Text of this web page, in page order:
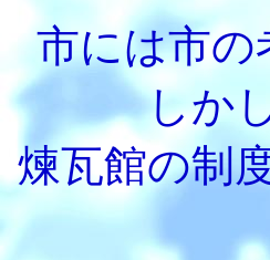
市には市
しか
煉瓦館の制